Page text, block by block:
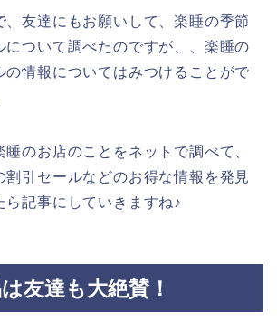
、友達にもお願いして、楽睡の季節
について調べたのですが、、楽睡の
の情報についてはみつけることがで
のお店のことをネットで調べて、
割引セールなどのお得な情報を発見
ら記事にしていきますね♪
友達も大絶賛！